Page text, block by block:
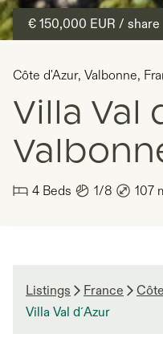
Côte d'Azur, Valbonne,
Villa Val
€ 150,000 EUR / share
4 Beds 1/8 107
Listings France
Villa Val d´Azur